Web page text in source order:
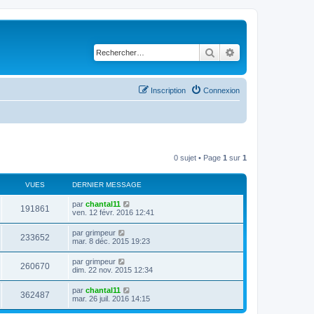
Rechercher
Connexion
Inscription
0 sujet • Page 1 sur 1
VUES DERNIER MESSAGE
191861
u
D
e
i
e
r
m
e
s
s
a
g
e
par chantal11
ven. 12 févr. 2016 12:41
233652
u
D
e
i
e
r
m
e
s
par grimpeur
mar. 8 déc. 2015 19:23
260670V
u
D
e
i
e
r
par grimpeur
dim. 22 nov. 2015 12:34
362487
D
e
par chantal11
mar. 26 juil. 2016 14:15